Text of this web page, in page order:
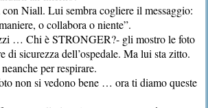
con Niall. Lui sembra cogliere il messaggio:
o collabora o niente”.
… Chi è STRONGER?- gli mostro le foto
di sicurezza dell’ospedale. Ma lui sta zitto.
per respirare.
non si vedono bene … ora ti diamo queste